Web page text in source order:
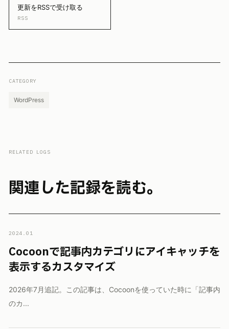
更新をRSSで受け取る
RSS
CATEGORY
WordPress
RELATED LOGS
関連した記録を読む。
2024.01
Cocoonで記事内カテゴリにアイキャッチを
表示するカスタマイズ
2026年7月追記。この記事は、Cocoonを使っていた時に「記事内
のカ...